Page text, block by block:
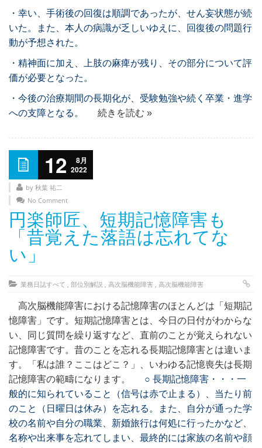
・幸い、手術後の回復は順調であったが、せん妄状態が続
いた。また、本人の病識が乏しいゆえに、回復後の問題行
動が予想された。
・精神面に加え、上肢の麻痺が残り、その部分について評
価が必要となった。
・今後の治療期間の長期化が、受験勉強や続く卒業・進学
への支障となる。
続きを読む »
12
8月
2022
by 秋葉 祐二
No Comment
円楽師匠、短期記憶障害も
「昔覚えた落語は忘れてな
い」
業務日誌すべて 部位別解説 高次脳機能障害 高次脳機能障害
高次脳機能障害における記憶障害のほとんどは「短期記
憶障害」です。短期記憶障害とは、今日の日付がわからな
い、同じ質問を繰り返すなど、直前のことが覚えられない
記憶障害です。昔のことを忘れる長期記憶障害とは違いま
す。「私は誰？ここはどこ？」、いわゆる記憶喪失は長期
記憶障害の範疇になります。 ○ 長期記憶障害・・・一
般的に知られていること（信号は赤で止まる）、当たり前
のこと（日曜日は休み）を忘れる。また、自分が通った学
校の名前や自分の職業、新婚旅行は何処に行ったかなど、
名称や出来事を忘れてしまい、最終的には家族の名前や顔